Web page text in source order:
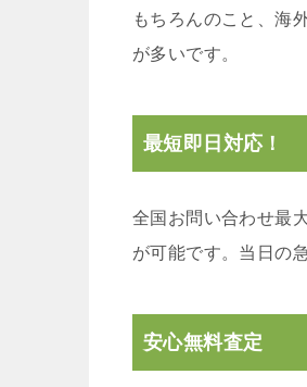
もちろんのこと、海
が多いです。
最短即日対応！
全国お問い合わせ最
が可能です。当日の
安心無料査定